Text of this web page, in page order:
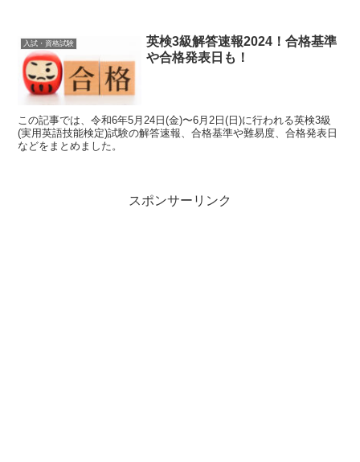
入試・資格試験
英検3級解答速報2024！合格基準
や合格発表日も！
この記事では、令和6年5月24日(金)〜6月2日(日)に行われる英検3級
(実用英語技能検定)試験の解答速報、合格基準や難易度、合格発表日
などをまとめました。
スポンサーリンク